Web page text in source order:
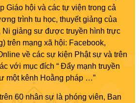
Giáo hội và các tự viện trong cả
trình tu học, thuyết giảng của
giảng sư được truyền hình trực
trên mạng xã hội: Facebook,
về các sự kiện Phật sự và trên
với mục đích “ Đẩy mạnh truyền
một kênh Hoằng pháp …”
60 nhân sự là phóng viên, Ban